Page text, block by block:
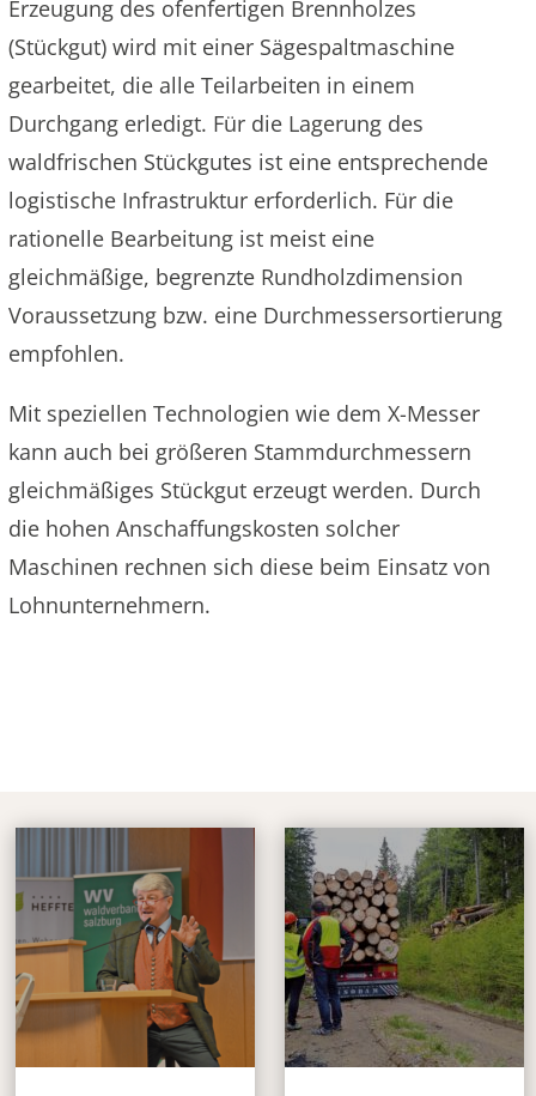
Erzeugung des ofenfertigen Brennholzes
(Stückgut) wird mit einer Sägespaltmaschine
gearbeitet, die alle Teilarbeiten in einem
Durchgang erledigt. Für die Lagerung des
waldfrischen Stückgutes ist eine entsprechende
logistische Infrastruktur erforderlich. Für die
rationelle Bearbeitung ist meist eine
gleichmäßige, begrenzte Rundholzdimension
Voraussetzung bzw. eine Durchmessersortierung
empfohlen.
Mit speziellen Technologien wie dem X-Messer
kann auch bei größeren Stammdurchmessern
gleichmäßiges Stückgut erzeugt werden. Durch
die hohen Anschaffungskosten solcher
Maschinen rechnen sich diese beim Einsatz von
Lohnunternehmern.